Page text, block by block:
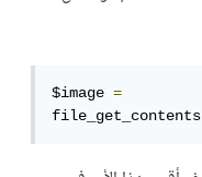
$image =